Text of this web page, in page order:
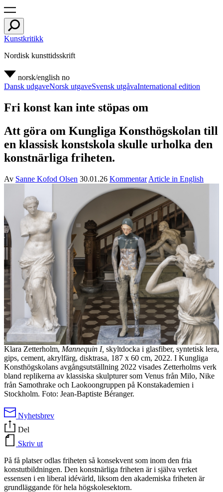
Kunstkritikk
Nordisk kunsttidsskrift
norsk/english no
Dansk udgaveNorsk utgaveSvensk utgåvaInternational edition
Fri konst kan inte stöpas om
Att göra om Kungliga Konsthögskolan till
en klassisk konstskola skulle urholka den
konstnärliga friheten.
Av Sanne Kofod Olsen 30.01.26 Kommentar Article in English
Klara Zetterholm, Mannequin I, skyltdocka i glasfiber, syntetisk lera,
gips, cement, akrylfärg, disktrasa, 187 x 60 cm, 2022. I Kungliga
Konsthögskolans avgångsutställning 2022 visades Zetterholms verk
bland replikerna av klassiska skulpturer som Venus från Milo, Nike
från Samothrake och Laokoongruppen på Konstakademien i
Stockholm. Foto: Jean-Baptiste Béranger.
Nyhetsbrev
Del
Skriv ut
På få platser odlas friheten så konsekvent som inom den fria
konstutbildningen. Den konstnärliga friheten är i själva verket
essensen i en liberal idévärld, liksom den akademiska friheten är
grundläggande för hela högskolesektorn.